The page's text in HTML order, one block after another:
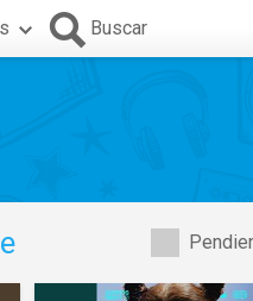
Buscar